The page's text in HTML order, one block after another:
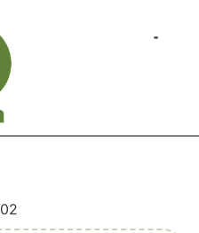
02